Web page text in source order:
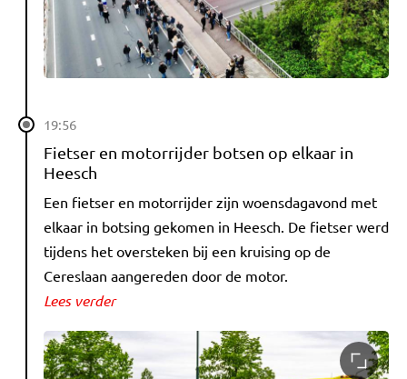
19:56
Fietser en motorrijder botsen op elkaar in
Heesch
Een fietser en motorrijder zijn woensdagavond met
elkaar in botsing gekomen in Heesch. De fietser werd
tijdens het oversteken bij een kruising op de
Cereslaan aangereden door de motor.
Lees verder